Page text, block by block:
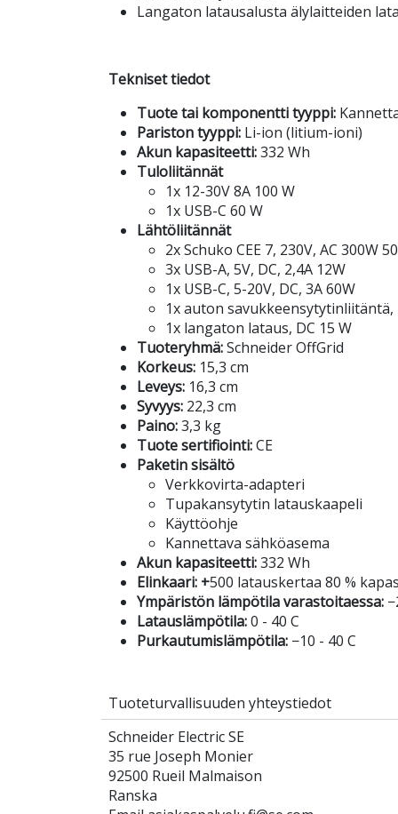
Langaton latausalusta älylaitteiden
Tekniset tiedot
Tuote tai komponentti tyyppi:
Pariston tyyppi: Li-ion (litium-ioni)
Akun kapasiteetti:332 Wh
Tuloliitännät
1x 12-30V 8A 100 W
1x USB-C 60 W
Lähtöliitännät
2x Schuko CEE 7, 230V, AC 300W
3x USB-A, 5V, DC, 2,4A 12W
1x USB-C, 5-20V, DC, 3A 60W
1x auton savukkeensytytinliitäntä,
1x langaton lataus, DC 15 W
Tuoteryhmä:Schneider OffGrid
Korkeus: 15,3 cm
Leveys: 16,3 cm
Syvyys: 22,3 cm
Paino:3,3 kg
Tuote sertifiointi:CE
Paketin sisältö
Verkkovirta-adapteri
Tupakansytytin latauskaapeli
Käyttöohje
Kannettava sähköasema
Akun kapasiteetti:332 Wh
Elinkaari: +500 latauskertaa 80 %
Ympäristön lämpötila varastoitaessa:
Latauslämpötila:0 - 40 C
Purkautumislämpötila: −10 - 40 C
Tuoteturvallisuuden yhteystiedot
Schneider Electric SE
35 rue Joseph Monier
92500 Rueil Malmaison
Ranska